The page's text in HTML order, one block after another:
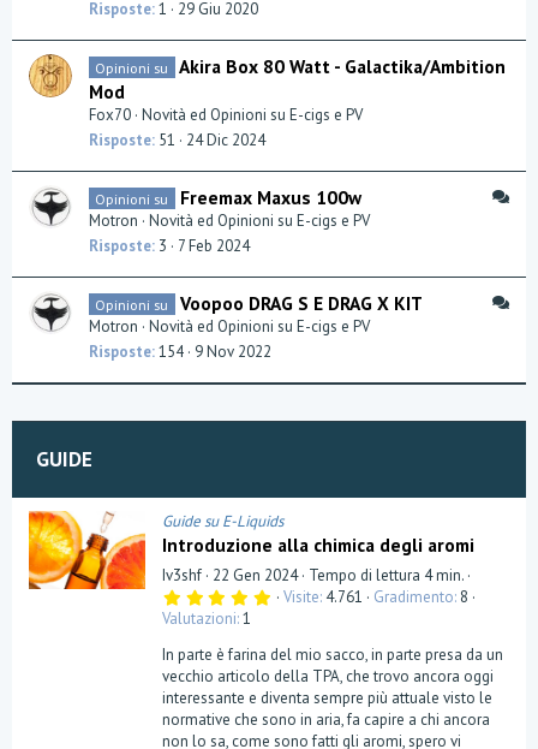
Risposte 1 29 Giu 2020
Opinioni su
Akira Box 80 Watt - Galactika/Ambition
Mod
Fox70 Novità ed Opinioni su E-cigs e PV
Risposte 51 24 Dic 2024
D
s
o
Opinioni su Freemax Maxus 100w
Motron Novità ed Opinioni su E-cigs e PV
Risposte 3 7 Feb 2024
D
Opinioni su Voopoo DRAG S E DRAG X KIT
Motron Novità ed Opinioni su E-cigs e PV
Risposte 154 9 Nov 2022
GUIDE
Guide su E-Liquids
Introduzione alla chimica degli aromi
Iv3shf 22 Gen 2024 Tempo di lettura 4 min.
5
0
s
t
e
l
l
a
Visite 4.761 Gradimento 8
Valutazioni 1
In parte è farina del mio sacco, in parte presa da un
vecchio articolo della TPA, che trovo ancora oggi
interessante e diventa sempre più attuale visto le
normative che sono in aria, fa capire a chi ancora
non lo sa, come sono fatti gli aromi, spero vi